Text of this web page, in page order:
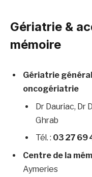
Gériatrie &
mémoire
Gériatrie
oncogériatrie
Dr Dauriac, Dr
Ghrab
Tél. : 03 27 69
Centre de la
Aymeries